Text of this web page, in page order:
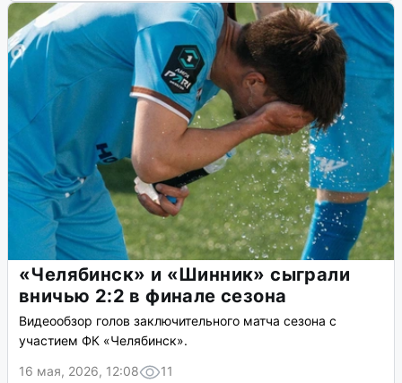
«Челябинск» и «Шинник» сыграли
вничью 2:2 в финале сезона
Видеообзор голов заключительного матча сезона с
участием ФК «Челябинск».
16 мая, 2026, 12:08
11